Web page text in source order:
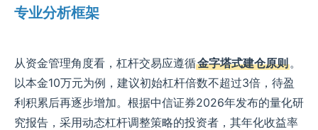
专业分析框架
从资金管理角度看，杠杆交易应遵循金字塔式建仓原则 。
以本金10万元为例，建议初始杠杆倍数不超过3倍，待盈
利积累后再逐步增加。根据中信证券2026年发布的量化研
究报告，采用动态杠杆调整策略的投资者，其年化收益率